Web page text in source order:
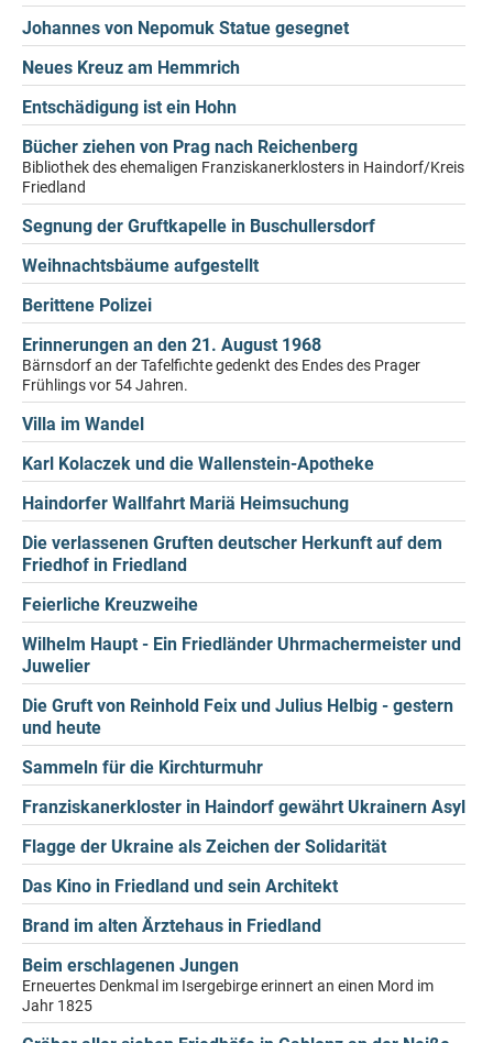
Johannes von Nepomuk Statue gesegnet
Neues Kreuz am Hemmrich
Entschädigung ist ein Hohn
Bücher ziehen von Prag nach Reichenberg
Bibliothek des ehemaligen Franziskanerklosters in Haindorf/Kreis
Friedland
Segnung der Gruftkapelle in Buschullersdorf
Weihnachtsbäume aufgestellt
Berittene Polizei
Erinnerungen an den 21. August 1968
Bärnsdorf an der Tafelfichte gedenkt des Endes des Prager
Frühlings vor 54 Jahren.
Villa im Wandel
Karl Kolaczek und die Wallenstein-Apotheke
Haindorfer Wallfahrt Mariä Heimsuchung
Die verlassenen Gruften deutscher Herkunft auf dem
Friedhof in Friedland
Feierliche Kreuzweihe
Wilhelm Haupt - Ein Friedländer Uhrmachermeister und
Juwelier
Die Gruft von Reinhold Feix und Julius Helbig - gestern
und heute
Sammeln für die Kirchturmuhr
Franziskanerkloster in Haindorf gewährt Ukrainern Asyl
Flagge der Ukraine als Zeichen der Solidarität
Das Kino in Friedland und sein Architekt
Brand im alten Ärztehaus in Friedland
Beim erschlagenen Jungen
Erneuertes Denkmal im Isergebirge erinnert an einen Mord im
Jahr 1825